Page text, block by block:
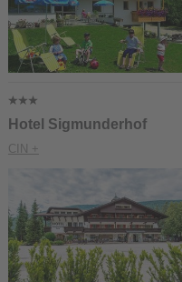
Hotel Sigmunderhof
CIN +